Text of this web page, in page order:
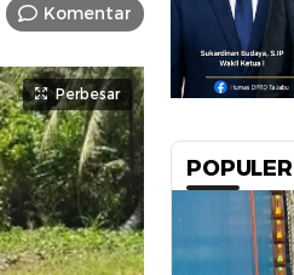
Komentar
Perbesar
POPULER